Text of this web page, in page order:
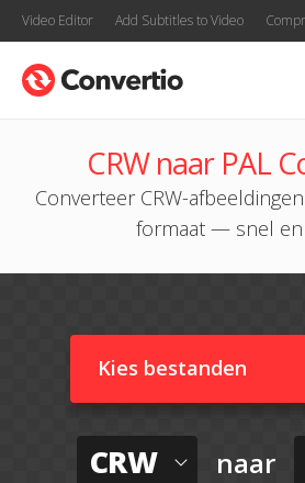
Video Editor Add Subtitles to Video
CRW naar PAL
Converteer CRW-
formaat — snel en
Kies bestanden
CRW naar